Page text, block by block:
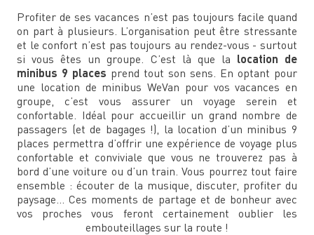
Profiter de ses vacances n’est pas toujours facile quand
on part à plusieurs. L’organisation peut être stressante
et le confort n’est pas toujours au rendez-vous - surtout
si vous êtes un groupe. C’est là que la location de
minibus 9 places prend tout son sens. En optant pour
une location de minibus WeVan pour vos vacances en
groupe, c’est vous assurer un voyage serein et
confortable. Idéal pour accueillir un grand nombre de
passagers (et de bagages !), la location d’un minibus 9
places permettra d’offrir une expérience de voyage plus
confortable et conviviale que vous ne trouverez pas à
bord d’une voiture ou d’un train. Vous pourrez tout faire
ensemble : écouter de la musique, discuter, profiter du
paysage... Ces moments de partage et de bonheur avec
vos proches vous feront certainement oublier les
embouteillages sur la route !